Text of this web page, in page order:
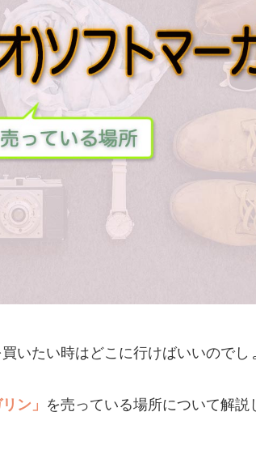
買いたい時はどこに行けばいいのでし
ン」 を売っている場所について解説